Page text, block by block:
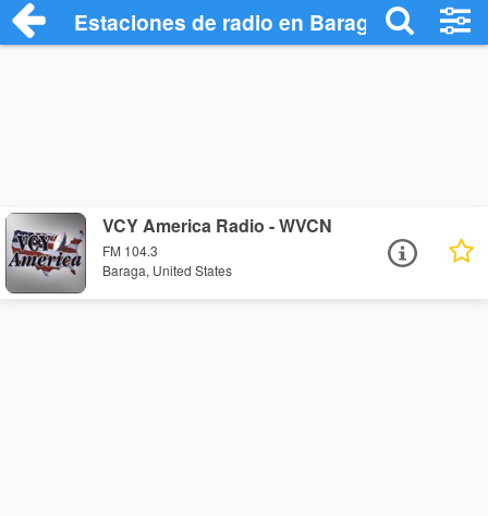
Estaciones de radio en Baraga -
VCY America Radio - WVCN
FM 104.3
Baraga, United States